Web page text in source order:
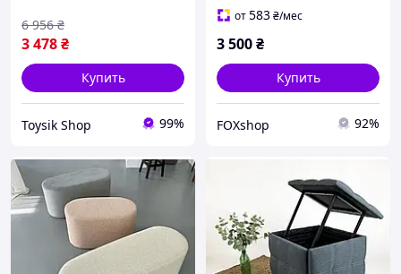
3 478₴
6 956 ₴
Купить
Toysik Shop 99%
от583₴/мес
3 500₴
Купить
FOXshop 92%